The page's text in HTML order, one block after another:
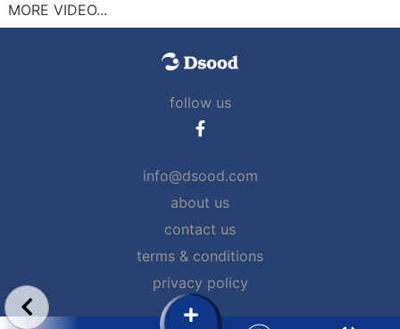
MORE VIDEO...
follow us
info@dsood.com
about us
contact us
terms & conditions
privacy policy